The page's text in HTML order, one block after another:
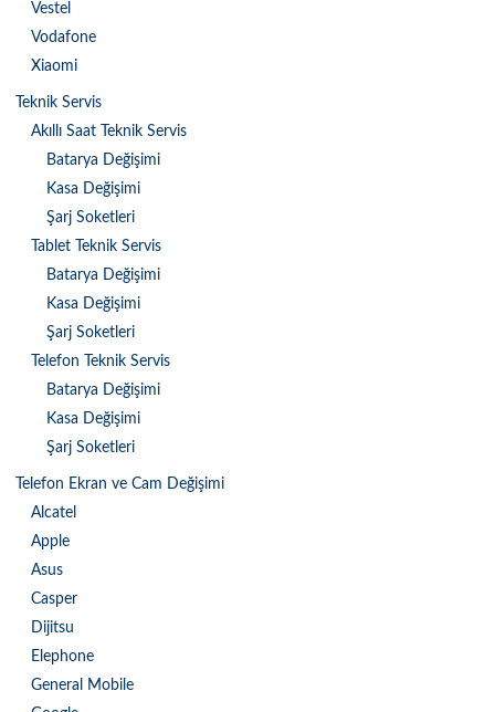
Vestel
Vodafone
Xiaomi
Teknik Servis
Akıllı Saat Teknik Servis
Batarya Değişimi
Kasa Değişimi
Şarj Soketleri
Tablet Teknik Servis
Batarya Değişimi
Kasa Değişimi
Şarj Soketleri
Telefon Teknik Servis
Batarya Değişimi
Kasa Değişimi
Şarj Soketleri
Telefon Ekran ve Cam Değişimi
Alcatel
Apple
Asus
Casper
Dijitsu
Elephone
General Mobile